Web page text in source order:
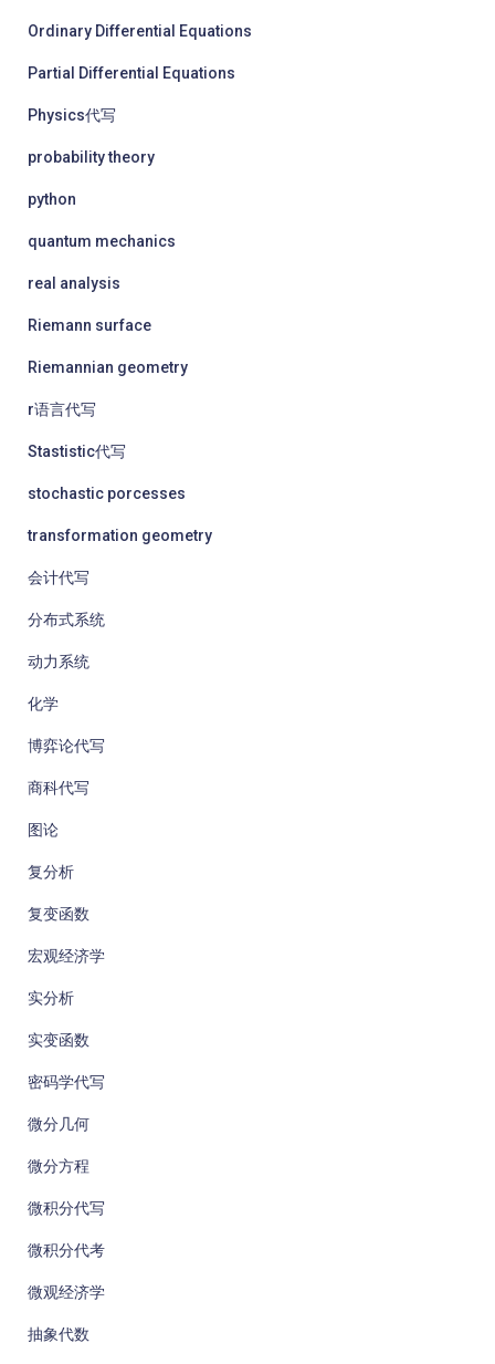
Ordinary Differential Equations
Partial Differential Equations
Physics代写
probability theory
python
quantum mechanics
real analysis
Riemann surface
Riemannian geometry
r语言代写
Stastistic代写
stochastic porcesses
transformation geometry
会计代写
分布式系统
动力系统
化学
博弈论代写
商科代写
图论
复分析
复变函数
宏观经济学
实分析
实变函数
密码学代写
微分几何
微分方程
微积分代写
微积分代考
微观经济学
抽象代数